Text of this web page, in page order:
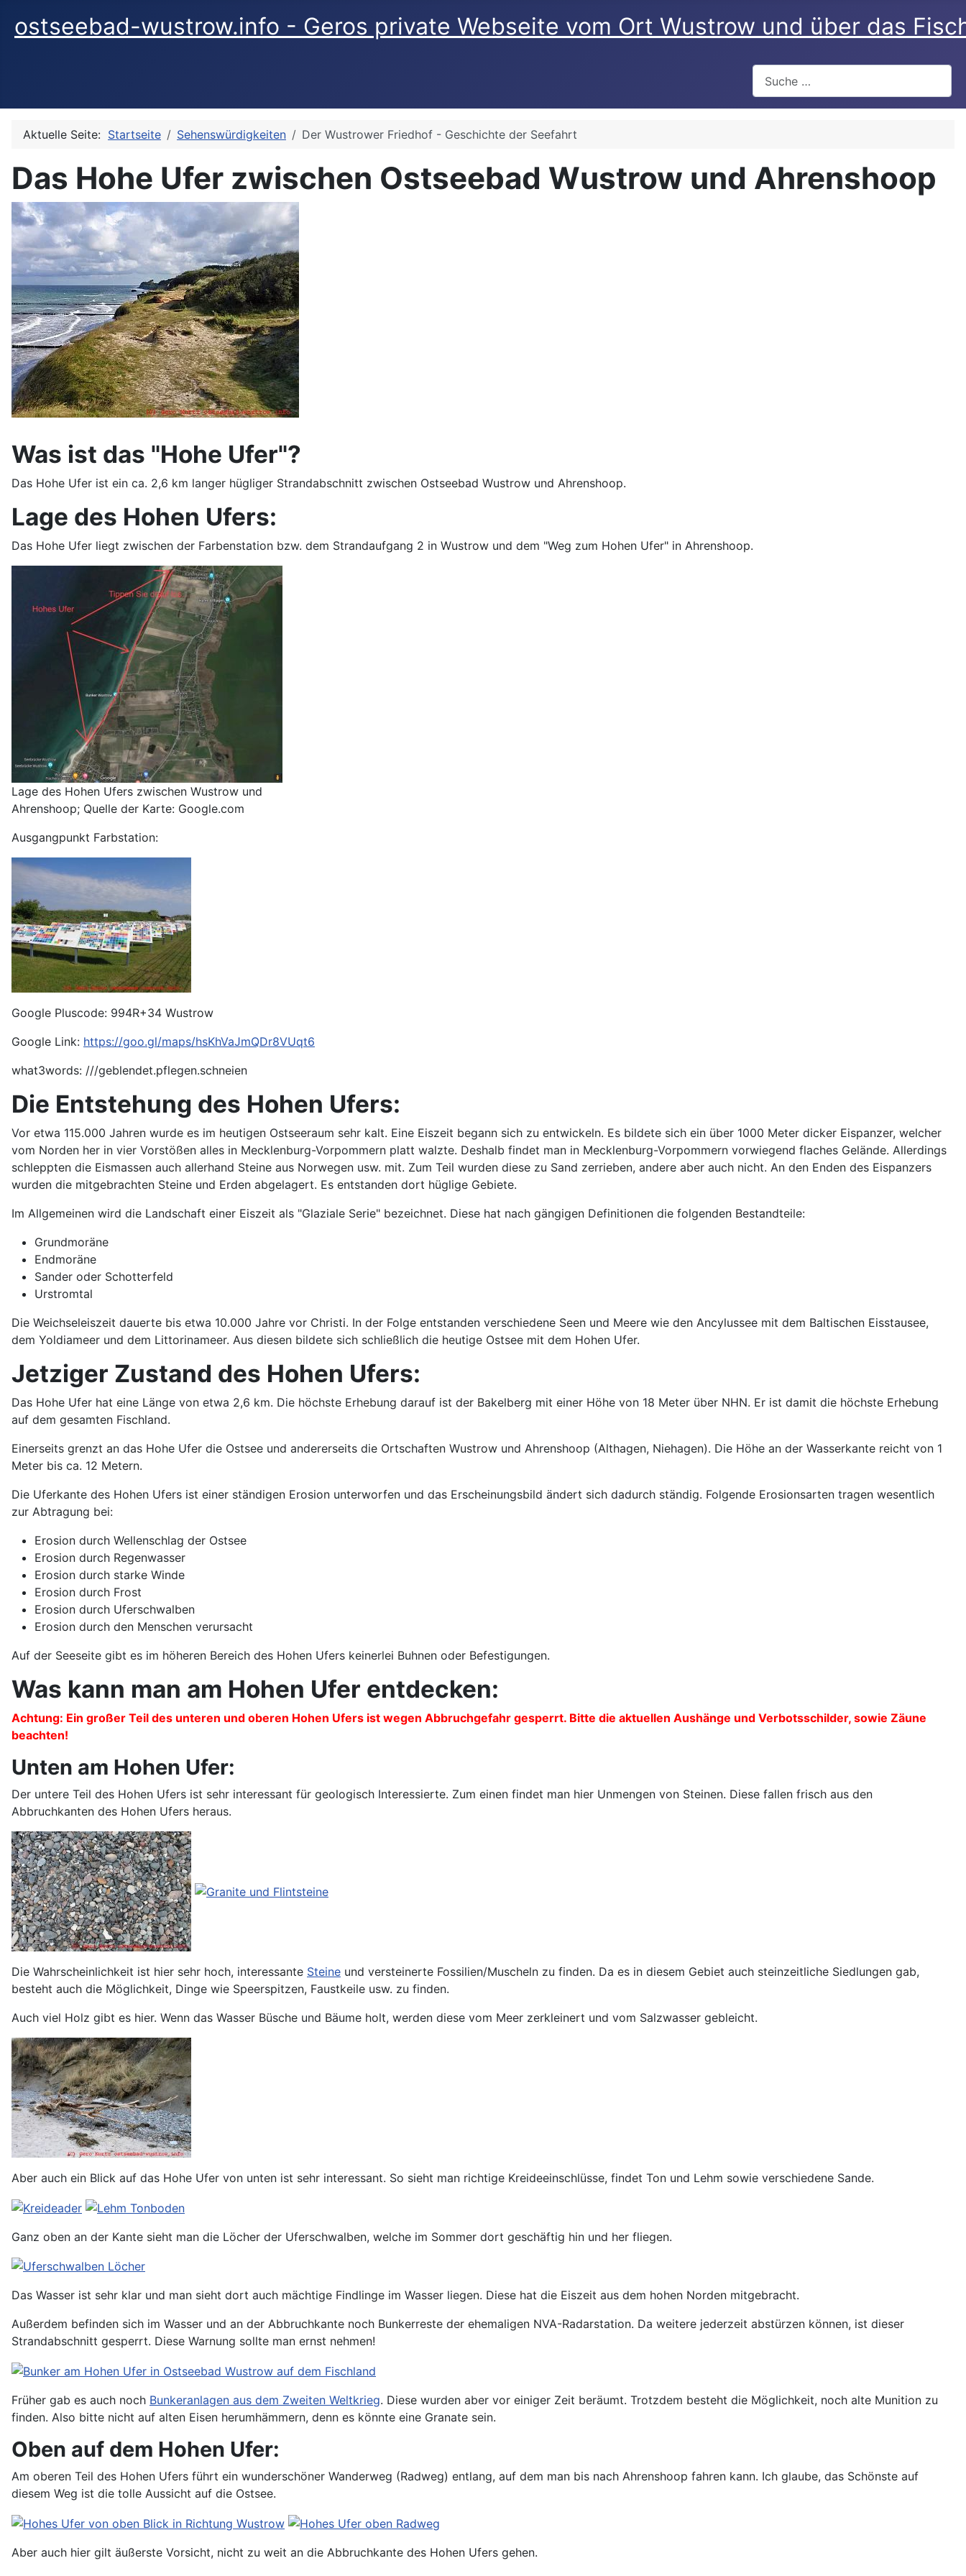
ostseebad-wustrow.info - Geros private Webseite vom Ort Wustrow und über das
Aktuelle Seite: Startseite Sehenswürdigkeiten Der Wustrower Friedhof - Geschichte der Seefahrt
Das Hohe Ufer zwischen Ostseebad Wustrow und Ahrenshoop
Was ist das "Hohe Ufer"?
Das Hohe Ufer ist ein ca. 2,6 km langer hügliger Strandabschnitt zwischen Ostseebad Wustrow und Ahrenshoop.
Lage des Hohen Ufers:
Das Hohe Ufer liegt zwischen der Farbenstation bzw. dem Strandaufgang 2 in Wustrow und dem "Weg zum Hohen Ufer" in Ahrenshoop.
Lage des Hohen Ufers zwischen Wustrow und
Ahrenshoop; Quelle der Karte: Google.com
Ausgangpunkt Farbstation:
Google Pluscode: 994R+34 Wustrow
Google Link: https://goo.gl/maps/hsKhVaJmQDr8VUqt6
what3words: ///geblendet.pflegen.schneien
Die Entstehung des Hohen Ufers:
Vor etwa 115.000 Jahren wurde es im heutigen Ostseeraum sehr kalt. Eine Eiszeit begann sich zu entwickeln. Es bildete sich ein über 1000 Meter dicker Eispanzer, welcher
vom Norden her in vier Vorstößen alles in Mecklenburg-Vorpommern platt walzte. Deshalb findet man in Mecklenburg-Vorpommern vorwiegend flaches Gelände. Allerdings
schleppten die Eismassen auch allerhand Steine aus Norwegen usw. mit. Zum Teil wurden diese zu Sand zerrieben, andere aber auch nicht. An den Enden des Eispanzers
wurden die mitgebrachten Steine und Erden abgelagert. Es entstanden dort hüglige Gebiete.
Im Allgemeinen wird die Landschaft einer Eiszeit als "Glaziale Serie" bezeichnet. Diese hat nach gängigen Definitionen die folgenden Bestandteile:
Grundmoräne
Endmoräne
Sander oder Schotterfeld
Urstromtal
Die Weichseleiszeit dauerte bis etwa 10.000 Jahre vor Christi. In der Folge entstanden verschiedene Seen und Meere wie den Ancylussee mit dem Baltischen Eisstausee,
dem Yoldiameer und dem Littorinameer. Aus diesen bildete sich schließlich die heutige Ostsee mit dem Hohen Ufer.
Jetziger Zustand des Hohen Ufers:
Das Hohe Ufer hat eine Länge von etwa 2,6 km. Die höchste Erhebung darauf ist der Bakelberg mit einer Höhe von 18 Meter über NHN. Er ist damit die höchste Erhebung
auf dem gesamten Fischland.
Einerseits grenzt an das Hohe Ufer die Ostsee und andererseits die Ortschaften Wustrow und Ahrenshoop (Althagen, Niehagen). Die Höhe an der Wasserkante reicht von 1
Meter bis ca. 12 Metern.
Die Uferkante des Hohen Ufers ist einer ständigen Erosion unterworfen und das Erscheinungsbild ändert sich dadurch ständig. Folgende Erosionsarten tragen wesentlich
zur Abtragung bei:
Erosion durch Wellenschlag der Ostsee
Erosion durch Regenwasser
Erosion durch starke Winde
Erosion durch Frost
Erosion durch Uferschwalben
Erosion durch den Menschen verursacht
Auf der Seeseite gibt es im höheren Bereich des Hohen Ufers keinerlei Buhnen oder Befestigungen.
Was kann man am Hohen Ufer entdecken:
Achtung: Ein großer Teil des unteren und oberen Hohen Ufers ist wegen Abbruchgefahr gesperrt. Bitte die aktuellen Aushänge und Verbotsschilder, sowie Zäune
beachten!
Unten am Hohen Ufer:
Der untere Teil des Hohen Ufers ist sehr interessant für geologisch Interessierte. Zum einen findet man hier Unmengen von Steinen. Diese fallen frisch aus den
Abbruchkanten des Hohen Ufers heraus.
Die Wahrscheinlichkeit ist hier sehr hoch, interessante Steine und versteinerte Fossilien/Muscheln zu finden. Da es in diesem Gebiet auch steinzeitliche Siedlungen gab,
besteht auch die Möglichkeit, Dinge wie Speerspitzen, Faustkeile usw. zu finden.
Auch viel Holz gibt es hier. Wenn das Wasser Büsche und Bäume holt, werden diese vom Meer zerkleinert und vom Salzwasser gebleicht.
Aber auch ein Blick auf das Hohe Ufer von unten ist sehr interessant. So sieht man richtige Kreideeinschlüsse, findet Ton und Lehm sowie verschiedene Sande.
Ganz oben an der Kante sieht man die Löcher der Uferschwalben, welche im Sommer dort geschäftig hin und her fliegen.
Das Wasser ist sehr klar und man sieht dort auch mächtige Findlinge im Wasser liegen. Diese hat die Eiszeit aus dem hohen Norden mitgebracht.
Außerdem befinden sich im Wasser und an der Abbruchkante noch Bunkerreste der ehemaligen NVA-Radarstation. Da weitere jederzeit abstürzen können, ist dieser
Strandabschnitt gesperrt. Diese Warnung sollte man ernst nehmen!
Früher gab es auch noch Bunkeranlagen aus dem Zweiten Weltkrieg. Diese wurden aber vor einiger Zeit beräumt. Trotzdem besteht die Möglichkeit, noch alte Munition zu
finden. Also bitte nicht auf alten Eisen herumhämmern, denn es könnte eine Granate sein.
Oben auf dem Hohen Ufer:
Am oberen Teil des Hohen Ufers führt ein wunderschöner Wanderweg (Radweg) entlang, auf dem man bis nach Ahrenshoop fahren kann. Ich glaube, das Schönste auf
diesem Weg ist die tolle Aussicht auf die Ostsee.
Aber auch hier gilt äußerste Vorsicht, nicht zu weit an die Abbruchkante des Hohen Ufers gehen.